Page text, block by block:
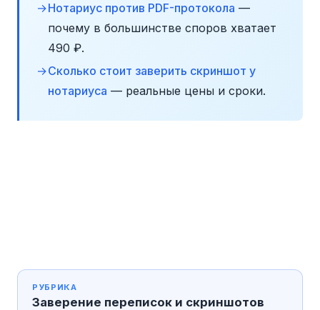
Нотариус против PDF-протокола —
почему в большинстве споров хватает
490 ₽.
Сколько стоит заверить скриншот у
нотариуса — реальные цены и сроки.
РУБРИКА
Заверение переписок и скриншотов